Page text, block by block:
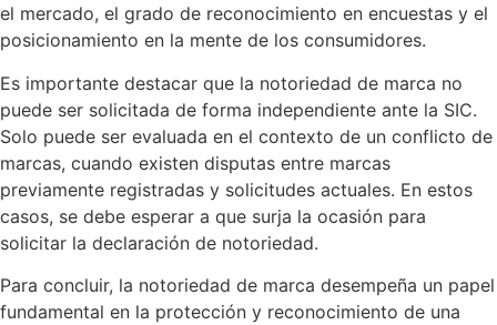
el mercado, el grado de reconocimiento en encuestas y el
posicionamiento en la mente de los consumidores.
Es importante destacar que la notoriedad de marca no
puede ser solicitada de forma independiente ante la SIC.
Solo puede ser evaluada en el contexto de un conflicto de
marcas, cuando existen disputas entre marcas
previamente registradas y solicitudes actuales. En estos
casos, se debe esperar a que surja la ocasión para
solicitar la declaración de notoriedad.
Para concluir, la notoriedad de marca desempeña un papel
fundamental en la protección y reconocimiento de una